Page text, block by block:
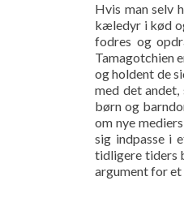
Hvis man selv
kæledyr i kød
fodres og
Tamagotchien
og holdent de
med det
børn og
om nye
sig indpasse i
tidligere tiders
argument for et